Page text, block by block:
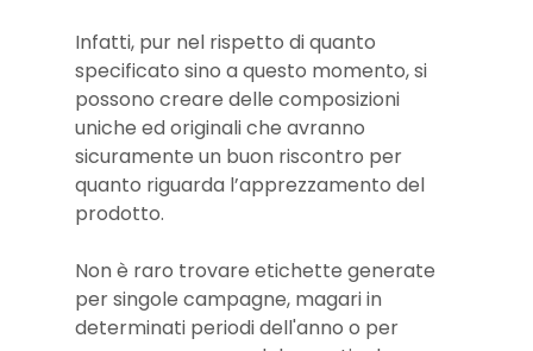
Infatti, pur nel rispetto di quanto
specificato sino a questo momento, si
possono creare delle composizioni
uniche ed originali che avranno
sicuramente un buon riscontro per
quanto riguarda l’apprezzamento del
prodotto.
Non è raro trovare etichette generate
per singole campagne, magari in
determinati periodi dell'anno o per